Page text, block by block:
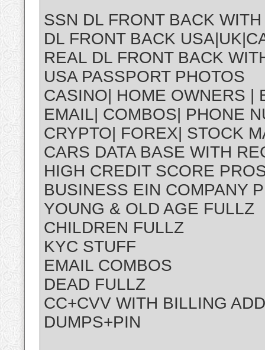
SSN DL FRONT BACK
DL FRONT BACK
REAL DL FRONT BACK
USA PASSPORT PHOTOS
CASINO| HOME OWNERS |
EMAIL| COMBOS| PHONE
CRYPTO| FOREX| STOCK
CARS DATA BASE WITH
HIGH CREDIT SCORE
BUSINESS EIN COMPANY
YOUNG & OLD AGE FULLZ
CHILDREN FULLZ
KYC STUFF
EMAIL COMBOS
DEAD FULLZ
CC+CVV WITH BILLING
DUMPS+PIN